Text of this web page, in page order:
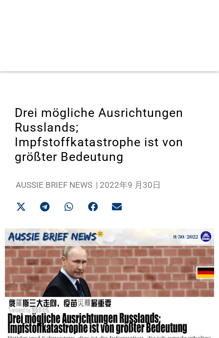
Drei mögliche Ausrichtungen
Russlands;
Impfstoffkatastrophe ist von
größter Bedeutung
AUSSIE BRIEF NEWS | 2022年9 月30日